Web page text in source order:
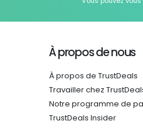
À propos de nous
À propos de TrustDeals
Travailler chez
Notre programme de
TrustDeals Insider